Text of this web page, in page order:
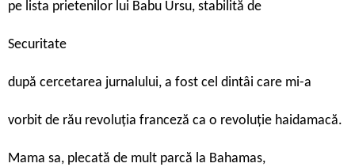
pe lista prietenilor lui Babu Ursu, stabilită de
Securitate
după cercetarea jurnalului, a fost cel dintâi care mi-a
vorbit de rău revoluția franceză ca o revoluție haidamacă.
Mama sa, plecată de mult parcă la Bahamas,